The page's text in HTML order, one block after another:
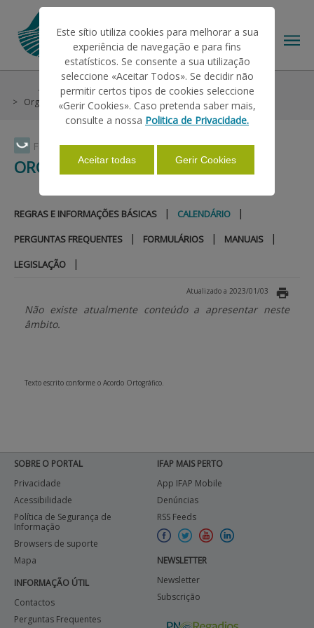
Faça Swipe para ver o menu
O IFAP
AJUDAS/APOIOS
INFORMAÇÕES
ESTATÍSTICAS
Ajudas/Apoios
Intervenção em Mercados
Organizações de Produtores
Calendário
ORGANIZAÇÕES DE PRODUTORES
REGRAS E INFORMAÇÕES BÁSICAS | CALENDÁRIO |
PERGUNTAS FREQUENTES | FORMULÁRIOS | MANUAIS |
LEGISLAÇÃO |
Atualizado a 2023/01/03
Não existe atualmente conteúdo a apresentar neste
âmbito.
Texto escrito conforme o Acordo Ortográfico.
SOBRE O PORTAL
Privacidade
Acessibilidade
Política de Segurança de
Informação
Browsers de suporte
Mapa
INFORMAÇÃO ÚTIL
Contactos
Perguntas Frequentes
IFAP MAIS PERTO
App IFAP Mobile
Denúncias
RSS Feeds
NEWSLETTER
Newsletter
Subscrição
Este sítio utiliza cookies para melhorar a sua
experiência de navegação e para fins
estatísticos. Se consente a sua utilização
seleccione «Aceitar Todos». Se decidir não
permitir certos tipos de cookies seleccione
«Gerir Cookies». Caso pretenda saber mais,
consulte a nossa Politica de Privacidade.
Aceitar todas Gerir Cookies